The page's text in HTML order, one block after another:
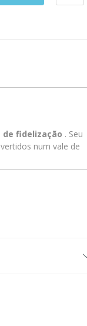
fidelização . Seu
num vale de